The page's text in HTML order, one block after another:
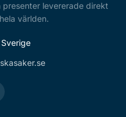
presenter levererade direkt
världen.